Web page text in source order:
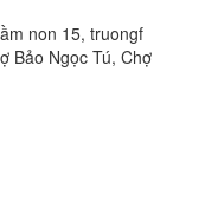
non 15, truongf
Bảo Ngọc Tú, Chợ